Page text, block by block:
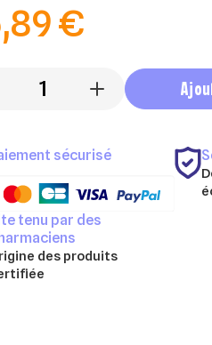
€
+
sécurisé
tenu par des
des produits